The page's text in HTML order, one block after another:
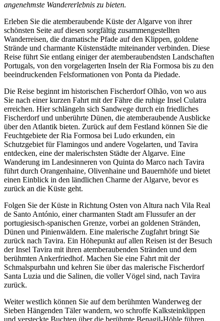
angenehmste Wandererlebnis zu bieten.
Erleben Sie die atemberaubende Küste der Algarve von ihrer
schönsten Seite auf diesen sorgfältig zusammengestellten
Wanderreisen, die dramatische Pfade auf den Klippen, goldene
Strände und charmante Küstenstädte miteinander verbinden. Diese
Reise führt Sie entlang einiger der atemberaubendsten Landschaften
Portugals, von den vorgelagerten Inseln der Ria Formosa bis zu den
beeindruckenden Felsformationen von Ponta da Piedade.
Die Reise beginnt im historischen Fischerdorf Olhão, von wo aus
Sie nach einer kurzen Fahrt mit der Fähre die ruhige Insel Culatra
erreichen. Hier schlängeln sich Sandwege durch ein friedliches
Fischerdorf und unberührte Dünen, die atemberaubende Ausblicke
über den Atlantik bieten. Zurück auf dem Festland können Sie die
Feuchtgebiete der Ria Formosa bei Ludo erkunden, ein
Schutzgebiet für Flamingos und andere Vogelarten, und Tavira
entdecken, eine der malerischsten Städte der Algarve. Eine
Wanderung im Landesinneren von Quinta do Marco nach Tavira
führt durch Orangenhaine, Olivenhaine und Bauernhöfe und bietet
einen Einblick in den ländlichen Charme der Algarve, bevor es
zurück an die Küste geht.
Folgen Sie der Küste in Richtung Osten von Altura nach Vila Real
de Santo António, einer charmanten Stadt am Flussufer an der
portugiesisch-spanischen Grenze, vorbei an goldenen Stränden,
Dünen und Pinienwäldern. Eine malerische Zugfahrt bringt Sie
zurück nach Tavira. Ein Höhepunkt auf allen Reisen ist der Besuch
der Insel Tavira mit ihren atemberaubenden Stränden und dem
berühmten Ankerfriedhof. Machen Sie eine Fahrt mit der
Schmalspurbahn und kehren Sie über das malerische Fischerdorf
Santa Luzia und die Salinen, die voller Vögel sind, nach Tavira
zurück.
Weiter westlich können Sie auf dem berühmten Wanderweg der
Sieben Hängenden Täler wandern, wo schroffe Kalksteinklippen
und versteckte Buchten über die berühmte Benagil-Höhle führen.